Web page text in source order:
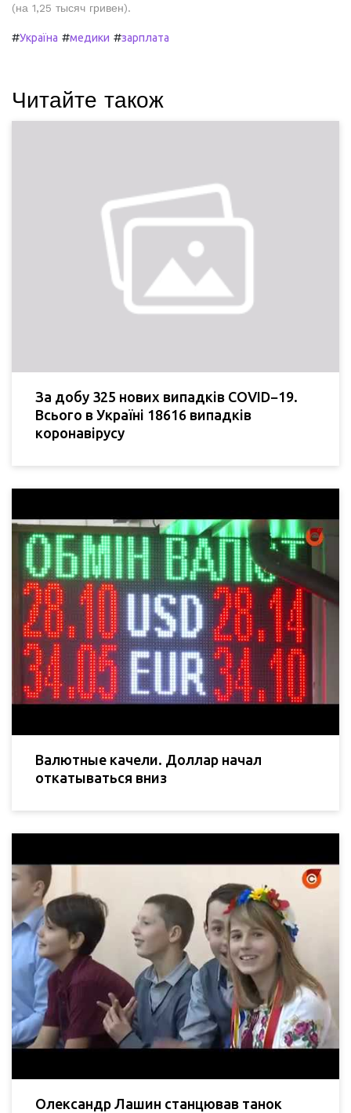
(на 1,25 тысяч гривен).
#Україна #медики #зарплата
Читайте також
За добу 325 нових випадків COVID−19.
Всього в Україні 18616 випадків
коронавірусу
Валютные качели. Доллар начал
откатываться вниз
Олександр Лашин станцював танок